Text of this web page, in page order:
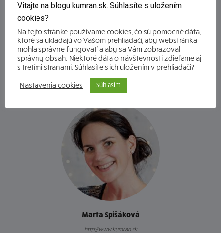
vydavateľstva
Kumran.sk na
druhý polrok 2026
predlžuje leto
Riversová: Mami,
Marta Spišáková
http://www.kumran.sk
Vitajte na blogu kumran.sk. Súhlasíte s uložením
cookies?
Na tejto stránke používame cookies, čo sú pomocné dáta,
ktoré sa ukladajú vo Vašom prehliadači, aby webstránka
mohla správne fungovať a aby sa Vám zobrazoval
správny obsah. Niektoré dáta o návštevnosti zdieľame aj
s tretími stranami. Súhlasíte s ich uložením v prehliadači?
Nastavenia cookies Súhlasím